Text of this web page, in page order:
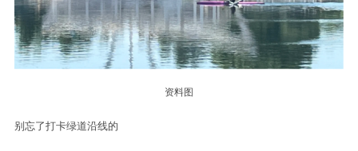
资料图
别忘了打卡绿道沿线的